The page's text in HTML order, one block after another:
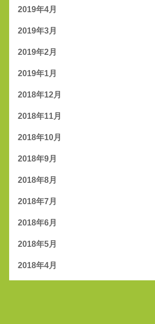
2019年4月
2019年3月
2019年2月
2019年1月
2018年12月
2018年11月
2018年10月
2018年9月
2018年8月
2018年7月
2018年6月
2018年5月
2018年4月